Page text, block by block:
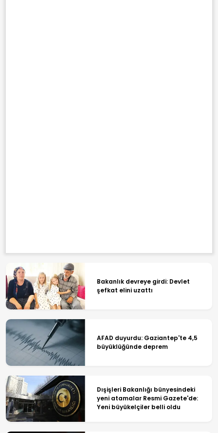
Bakanlık devreye girdi: Devlet
şefkat elini uzattı
AFAD duyurdu: Gaziantep'te 4,5
büyüklüğünde deprem
Dışişleri Bakanlığı bünyesindeki
yeni atamalar Resmi Gazete'de:
Yeni büyükelçiler belli oldu